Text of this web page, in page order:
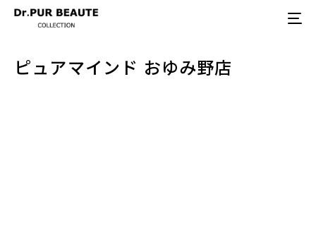
ピュアマインド おゆみ野店